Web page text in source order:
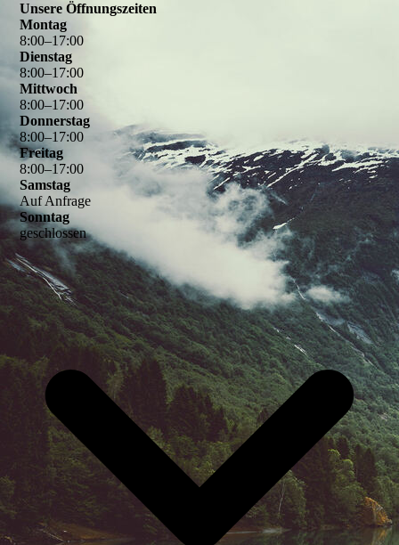
Unsere Öffnungszeiten
Montag
8:00–17:00
Dienstag
8:00–17:00
Mittwoch
8:00–17:00
Donnerstag
8:00–17:00
Freitag
8:00–17:00
Samstag
Auf Anfrage
Sonntag
geschlossen